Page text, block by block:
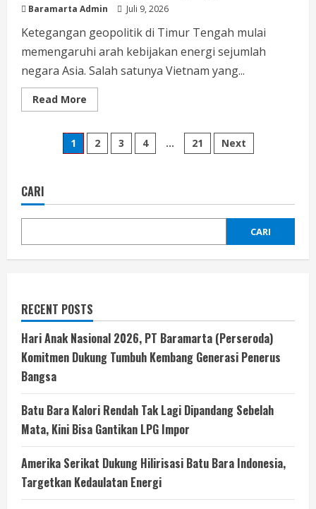
Baramarta Admin Juli 9, 2026
Ketegangan geopolitik di Timur Tengah mulai
memengaruhi arah kebijakan energi sejumlah
negara Asia. Salah satunya Vietnam yang...
Read More
1 2 3 4 … 21 Next
CARI
CARI
RECENT POSTS
Hari Anak Nasional 2026, PT Baramarta (Perseroda)
Komitmen Dukung Tumbuh Kembang Generasi Penerus
Bangsa
Batu Bara Kalori Rendah Tak Lagi Dipandang Sebelah
Mata, Kini Bisa Gantikan LPG Impor
Amerika Serikat Dukung Hilirisasi Batu Bara Indonesia,
Targetkan Kedaulatan Energi